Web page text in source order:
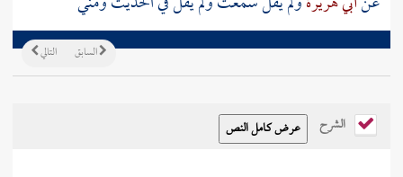
التالي السابق
الشرح